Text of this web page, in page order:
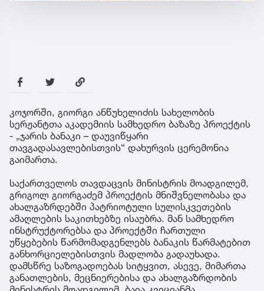
კოჯორში, გიორგი ანწუხელიძის სახელობის
სერჟანტთა აკადემიის სამხედრო ბაზაზე პროექტის
- „ჯარის ბანაკი – დაუვიწყარი
თავგადასავლებისთვის“ დახურვის ცერემონია
გაიმართა.
საქართველოს თავდაცვის მინისტრის მოადგილემ,
გრიგოლ გიორგაძემ პროექტის მნიშვნელობასა და
ახალგაზრდებში პატრიოტული სულისკვეთების
ამაღლების საკითხებზე ისაუბრა. მან სამხედრო
ინსტრუქტორებსა და პროექტში ჩართული
უწყებების წარმომადგენლებს ბანაკის წარმატებით
განხორციელებისთვის მადლობა გადაუხადა.
დამსწრე საზოგადოებას სიტყვით, ასევე, მიმართა
განათლების, მეცნიერებისა და ახალგაზრდობის